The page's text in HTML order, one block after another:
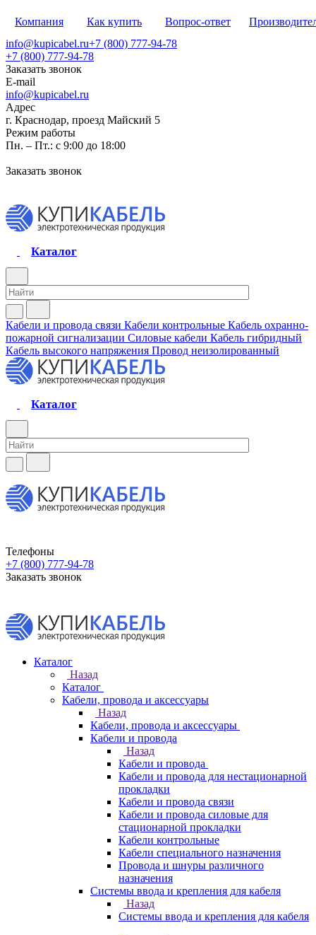
Компания Как купить Вопрос-ответ
info@kupicabel.ru+7 (800) 777-94-78
+7 (800) 777-94-78
Заказать звонок
E-mail
info@kupicabel.ru
Адрес
г. Краснодар, проезд Майский 5
Режим работы
Пн. – Пт.: с 9:00 до 18:00
Заказать звонок
Каталог
Кабели и провода связи Кабели контрольные Кабель охранно-
пожарной сигнализации Силовые кабели Кабель гибридный
Кабель высокого напряжения Провод неизолированный
Каталог
Телефоны
+7 (800) 777-94-78
Заказать звонок
Каталог
Назад
Каталог
Кабели, провода и аксессуары
Назад
Кабели, провода и аксессуары
Кабели и провода
Назад
Кабели и провода
Кабели и провода для нестационарной
прокладки
Кабели и провода связи
Кабели и провода силовые для
стационарной прокладки
Кабели контрольные
Кабели специального назначения
Провода и шнуры различного
назначения
Системы ввода и крепления для кабеля
Назад
Системы ввода и крепления для кабеля